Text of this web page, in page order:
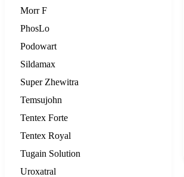
Morr F
PhosLo
Podowart
Sildamax
Super Zhewitra
Temsujohn
Tentex Forte
Tentex Royal
Tugain Solution
Uroxatral